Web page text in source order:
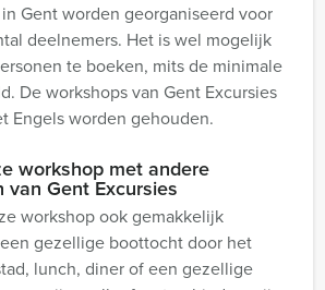
Gent worden georganiseerd voor
deelnemers. Het is wel mogelijk
te boeken, mits de minimale
De workshops van Gent Excursies
Engels worden gehouden.
workshop met andere
Gent Excursies
workshop ook gemakkelijk
gezellige boottocht door het
lunch, diner of een gezellige